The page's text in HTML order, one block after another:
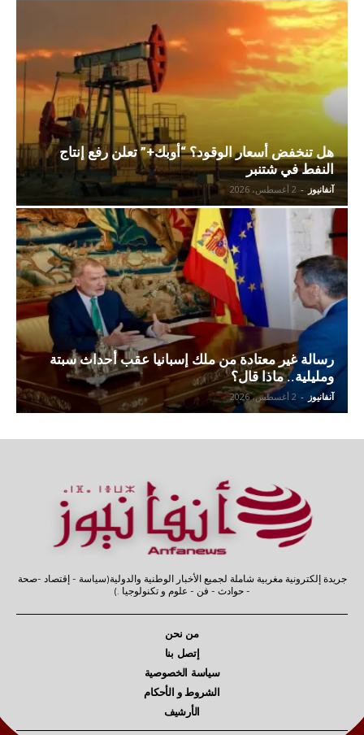
هل تنخفض أسعار الوقود؟ “أوبك+” تعلن رفع إنتاج
النفط في شتنبر
آنفانيوز - 2 أغسطس، 2026
رسالة غير معتادة من ملك إسبانيا عقب أحداث سبتة
ومليلية.. ماذا قال؟
آنفانيوز - 2 أغسطس، 2026
جريدة إلكترونية مغربية شاملة لجميع الأخبار الوطنية والدولية(سياسة - إقتصاد -صحة
- حوادث - فن - علوم و تكنولوجيا .)
من نحن
إتصل بنا
سياسة الخصوصية
الشروط و الأحكام
الأرشيف